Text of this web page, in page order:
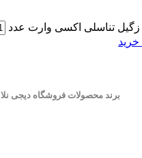
تناسلی اکسی وارت عدد
خرید
برند محصولات فروشگاه دیجی نلا